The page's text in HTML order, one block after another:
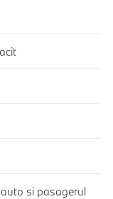
si pasagerul